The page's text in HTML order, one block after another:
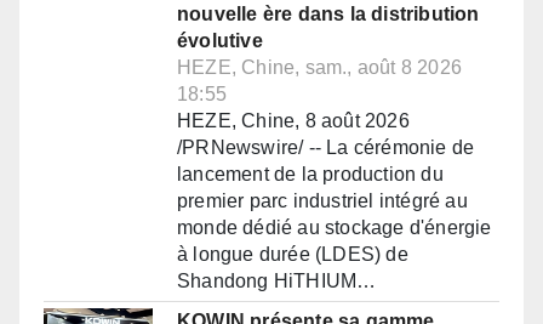
nouvelle ère dans la distribution
évolutive
HEZE, Chine, sam., août 8 2026
18:55
HEZE, Chine, 8 août 2026
/PRNewswire/ -- La cérémonie de
lancement de la production du
premier parc industriel intégré au
monde dédié au stockage d'énergie
à longue durée (LDES) de
Shandong HiTHIUM…